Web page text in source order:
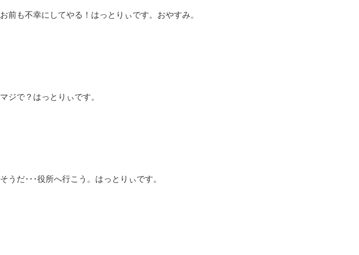
お前も不幸にしてやる！はっとりぃです。おやすみ。
マジで？はっとりぃです。
そうだ･･･役所へ行こう。はっとりぃです。